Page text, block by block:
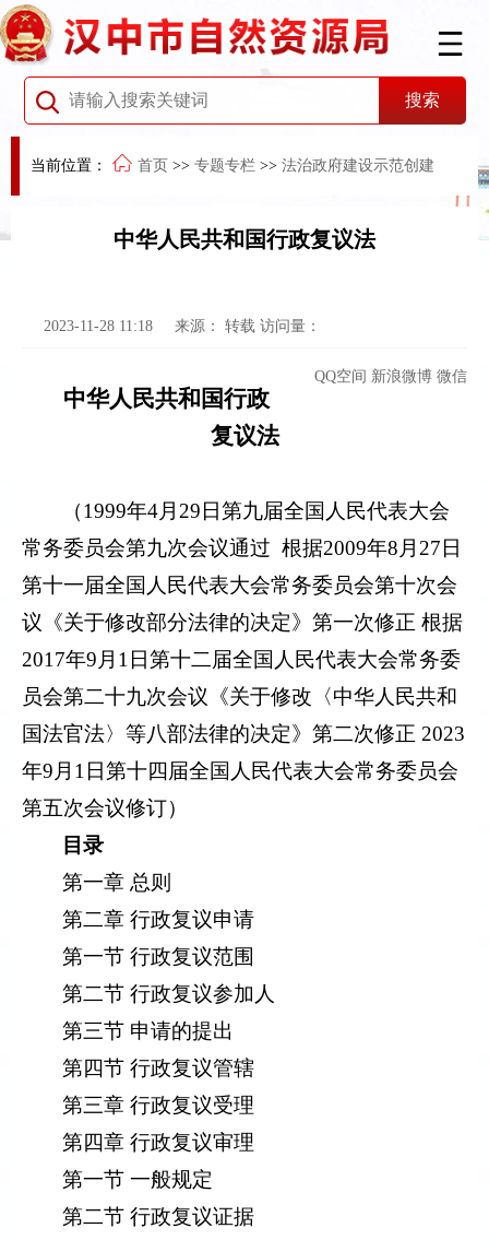
当前位置： 首页 >> 专题专栏 >> 法治政府建设示范创建
中华人民共和国行政复议法
2023-11-28 11:18 来源： 转载 访问量：
QQ空间 新浪微博 微信
中华人民共和国行政
复议法
（1999年4月29日第九届全国人民代表大会
常务委员会第九次会议通过 根据2009年8月27日
第十一届全国人民代表大会常务委员会第十次会
议《关于修改部分法律的决定》第一次修正 根据
2017年9月1日第十二届全国人民代表大会常务委
员会第二十九次会议《关于修改〈中华人民共和
国法官法〉等八部法律的决定》第二次修正 2023
年9月1日第十四届全国人民代表大会常务委员会
第五次会议修订）
目录
第一章 总则
第二章 行政复议申请
第一节 行政复议范围
第二节 行政复议参加人
第三节 申请的提出
第四节 行政复议管辖
第三章 行政复议受理
第四章 行政复议审理
第一节 一般规定
第二节 行政复议证据